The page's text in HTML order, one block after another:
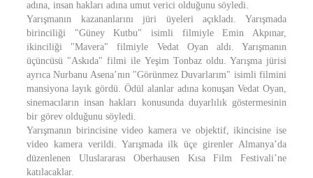
adına, insan hakları adına umut verici olduğunu söyledi.
Yarışmanın kazananlarını jüri üyeleri açıkladı. Yarışmada
birinciliği "Güney Kutbu" isimli filmiyle Emin Akpınar,
ikinciliği "Mavera" filmiyle Vedat Oyan aldı. Yarışmanın
üçüncüsü "Askıda" filmi ile Yeşim Tonbaz oldu. Yarışma jürisi
ayrıca Nurbanu Asena’nın "Görünmez Duvarlarım" isimli filmini
mansiyona layık gördü. Ödül alanlar adına konuşan Vedat Oyan,
sinemacıların insan hakları konusunda duyarlılık göstermesinin
bir görev olduğunu söyledi.
Yarışmanın birincisine video kamera ve objektif, ikincisine ise
video kamera verildi. Yarışmada ilk üçe girenler Almanya’da
düzenlenen Uluslararası Oberhausen Kısa Film Festivali’ne
katılacaklar.